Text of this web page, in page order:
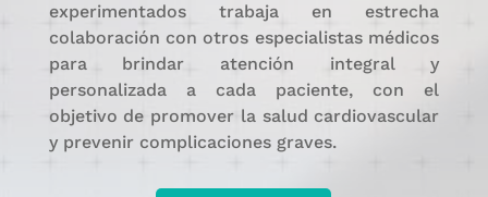
experimentados trabaja en estrecha
colaboración con otros especialistas médicos
para brindar atención integral y
personalizada a cada paciente, con el
objetivo de promover la salud cardiovascular
y prevenir complicaciones graves.